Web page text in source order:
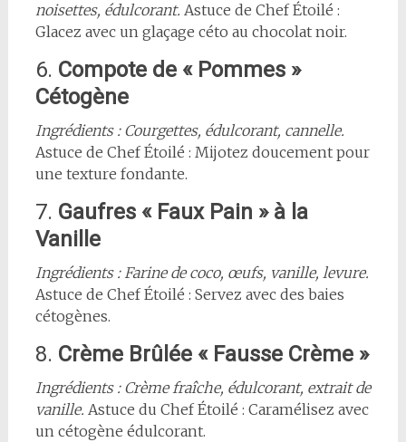
noisettes, édulcorant. Astuce de Chef Étoilé :
Glacez avec un glaçage céto au chocolat noir.
6. Compote de « Pommes »
Cétogène
Ingrédients : Courgettes, édulcorant, cannelle.
Astuce de Chef Étoilé : Mijotez doucement pour
une texture fondante.
7. Gaufres « Faux Pain » à la
Vanille
Ingrédients : Farine de coco, œufs, vanille, levure.
Astuce de Chef Étoilé : Servez avec des baies
cétogènes.
8. Crème Brûlée « Fausse Crème »
Ingrédients : Crème fraîche, édulcorant, extrait de
vanille. Astuce du Chef Étoilé : Caramélisez avec
un cétogène édulcorant.